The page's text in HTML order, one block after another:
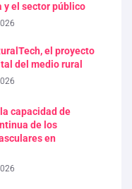
y el sector público
el proyecto
del medio rural
capacidad de
de los
en